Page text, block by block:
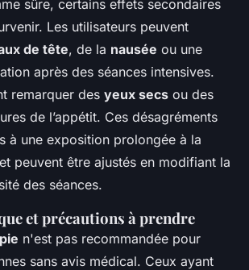
sûre, certains effets secondaires
Les utilisateurs peuvent
de tête, de la nausée ou une
après des séances intensives.
remarquer des yeux secs ou des
de l’appétit. Ces désagréments
à une exposition prolongée à la
peuvent être ajustés en modifiant la
des séances.
et précautions à prendre
n'est pas recommandée pour
sans avis médical. Ceux ayant